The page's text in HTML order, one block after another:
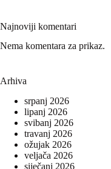
Najnoviji komentari
Nema komentara za prikaz.
Arhiva
srpanj 2026
lipanj 2026
svibanj 2026
travanj 2026
ožujak 2026
veljača 2026
siječanj 2026